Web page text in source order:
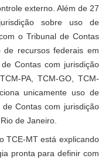
externo. Além de 27
sobre uso de
o Tribunal de Contas
recursos federais em
Contas com jurisdição
PA, TCM-GO, TCM-
unicamente uso de
Contas com jurisdição
de Janeiro.
TCE-MT está explicando
pronta para definir com